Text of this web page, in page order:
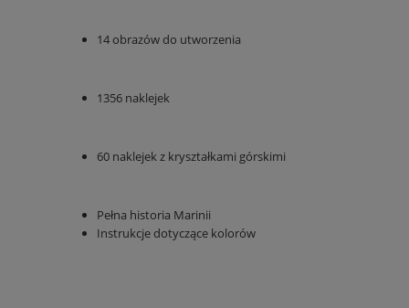
14 obrazów do utworzenia
1356 naklejek
60 naklejek z kryształkami górskimi
Pełna historia Marinii
Instrukcje dotyczące kolorów